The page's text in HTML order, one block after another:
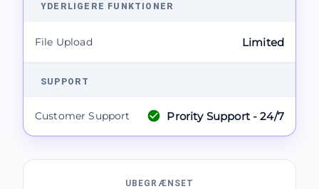
YDERLIGERE FUNKTIONER
File Upload Limited
SUPPORT
Customer Support Prority Support - 24/7
UBEGRÆNSET